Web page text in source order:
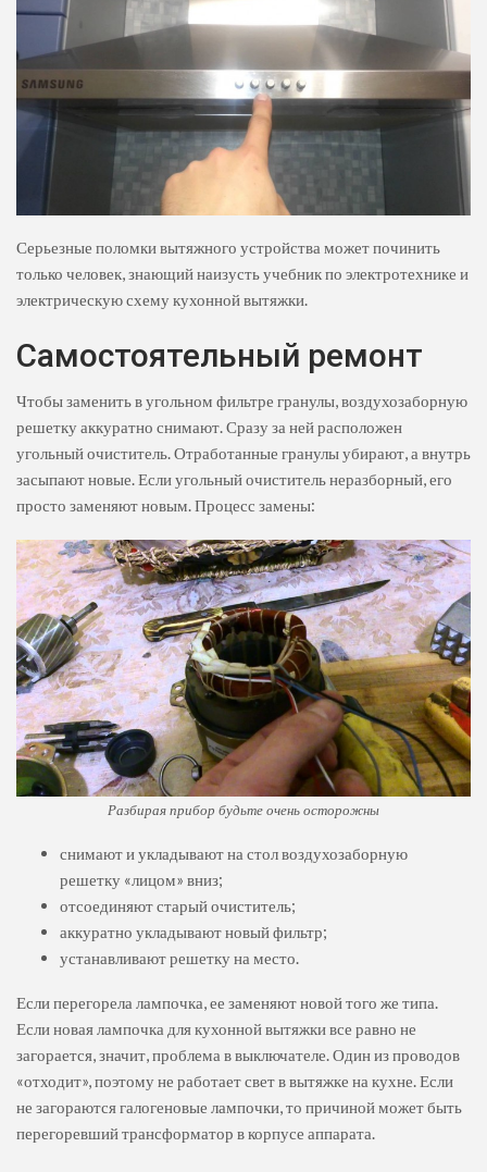
Серьезные поломки вытяжного устройства может починить
только человек, знающий наизусть учебник по электротехнике и
электрическую схему кухонной вытяжки.
Самостоятельный ремонт
Чтобы заменить в угольном фильтре гранулы, воздухозаборную
решетку аккуратно снимают. Сразу за ней расположен
угольный очиститель. Отработанные гранулы убирают, а внутрь
засыпают новые. Если угольный очиститель неразборный, его
просто заменяют новым. Процесс замены:
Разбирая прибор будьте очень осторожны
снимают и укладывают на стол воздухозаборную
решетку «лицом» вниз;
отсоединяют старый очиститель;
аккуратно укладывают новый фильтр;
устанавливают решетку на место.
Если перегорела лампочка, ее заменяют новой того же типа.
Если новая лампочка для кухонной вытяжки все равно не
загорается, значит, проблема в выключателе. Один из проводов
«отходит», поэтому не работает свет в вытяжке на кухне. Если
не загораются галогеновые лампочки, то причиной может быть
перегоревший трансформатор в корпусе аппарата.